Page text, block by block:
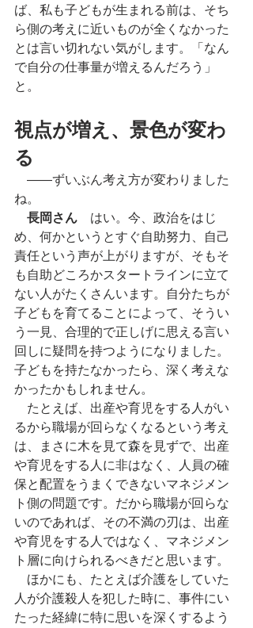
ば、私も子どもが生まれる前は、そち
ら側の考えに近いものが全くなかった
とは言い切れない気がします。「なん
で自分の仕事量が増えるんだろう」
と。
視点が増え、景色が変わ
る
――ずいぶん考え方が変わりました
ね。
長岡さん はい。今、政治をはじ
め、何かというとすぐ自助努力、自己
責任という声が上がりますが、そもそ
も自助どころかスタートラインに立て
ない人がたくさんいます。自分たちが
子どもを育てることによって、そうい
う一見、合理的で正しげに思える言い
回しに疑問を持つようになりました。
子どもを持たなかったら、深く考えな
かったかもしれません。
たとえば、出産や育児をする人がい
るから職場が回らなくなるという考え
は、まさに木を見て森を見ずで、出産
や育児をする人に非はなく、人員の確
保と配置をうまくできないマネジメン
ト側の問題です。だから職場が回らな
いのであれば、その不満の刃は、出産
や育児をする人ではなく、マネジメン
ト層に向けられるべきだと思います。
ほかにも、たとえば介護をしていた
人が介護殺人を犯した時に、事件にい
たった経緯に特に思いを深くするよう